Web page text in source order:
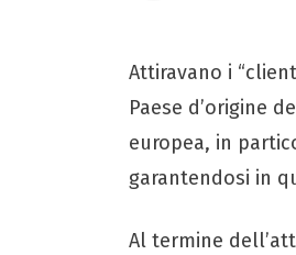
Attiravano i
Paese d’origine
europea, in
garantendosi in
Al termine